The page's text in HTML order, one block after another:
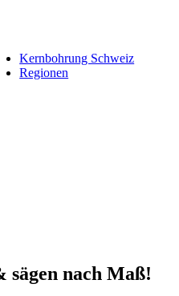
Kernbohrung Schweiz
Regionen
nach Maß!